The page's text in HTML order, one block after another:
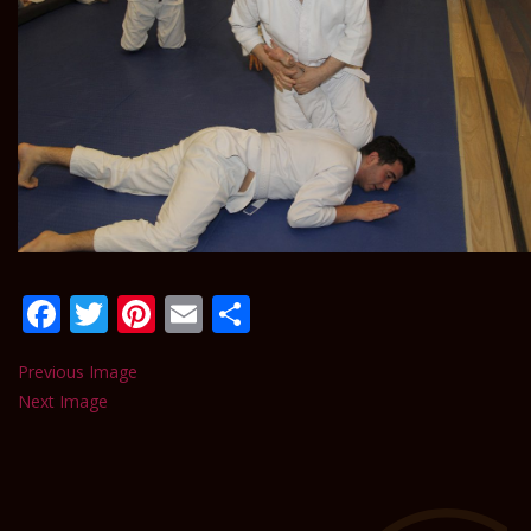
Facebook
Twitter
Pinterest
Email
Previous Image
Next Image